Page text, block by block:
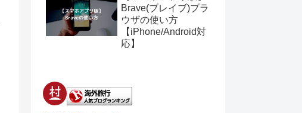
Brave(ブレイブ)ブラ
ウザの使い方
【iPhone/Android対
応】